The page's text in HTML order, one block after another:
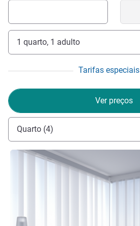
1 quarto, 1 adulto
Tarifas especiais
Ver preços
Quarto (4)
Ver detalhes